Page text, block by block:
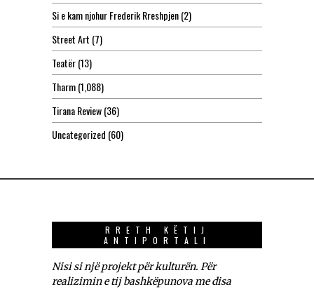
Si e kam njohur Frederik Rreshpjen(2)
Street Art (7)
Teatër(13)
Tharm(1,088)
Tirana Review(36)
Uncategorized (60)
RRETH KËTIJ
ANTIPORTALI
Nisi si një projekt për kulturën. Për
realizimin e tij bashkëpunova me disa